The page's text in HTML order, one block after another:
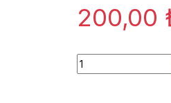
200,00
191959465D FAN